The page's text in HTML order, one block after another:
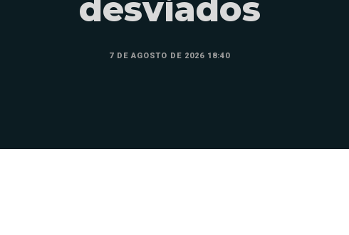
desviados
7 DE AGOSTO DE 2026 18:40